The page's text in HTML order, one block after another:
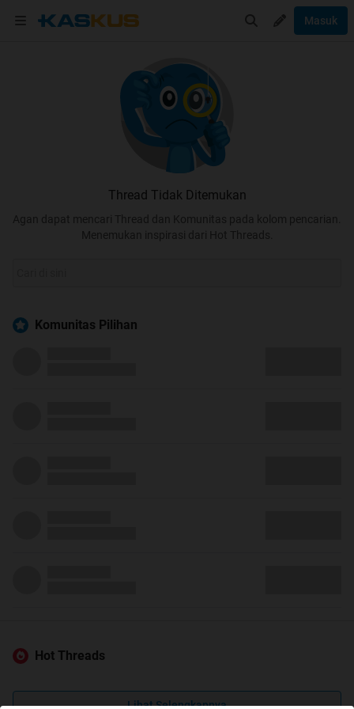
Masuk
Thread Tidak Ditemukan
Agan dapat mencari Thread dan Komunitas pada kolom pencarian.
Menemukan inspirasi dari Hot Threads.
Komunitas Pilihan
Hot Threads
Lihat Selengkapnya